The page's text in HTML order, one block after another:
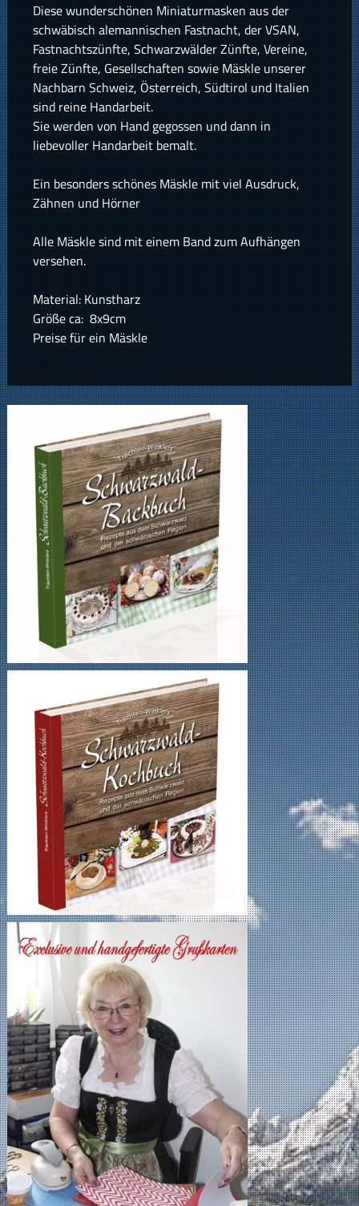
Diese wunderschönen Miniaturmasken aus der
schwäbisch alemannischen Fastnacht, der VSAN,
Fastnachtszünfte, Schwarzwälder Zünfte, Vereine,
freie Zünfte, Gesellschaften sowie Mäskle unserer
Nachbarn Schweiz, Österreich, Südtirol und Italien
sind reine Handarbeit.
Sie werden von Hand gegossen und dann in
liebevoller Handarbeit bemalt.
Ein besonders schönes Mäskle mit viel Ausdruck,
Zähnen und Hörner
Alle Mäskle sind mit einem Band zum Aufhängen
versehen.
Material: Kunstharz
Größe ca: 8x9cm
Preise für ein Mäskle